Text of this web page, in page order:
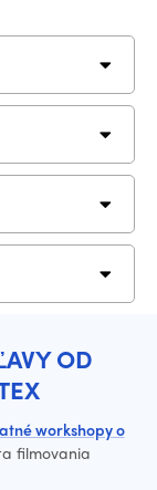
OD
workshopy o
filmovania